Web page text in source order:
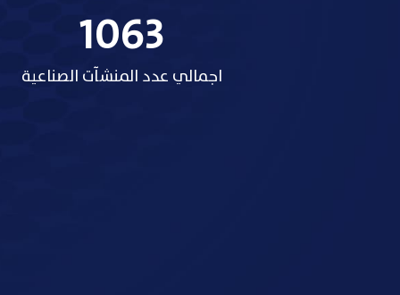
1318
اجمالي عدد المنشآت الصناعية